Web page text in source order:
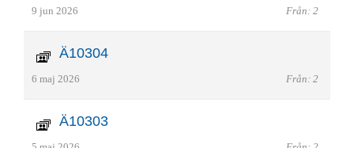
9 jun 2026 Från: 2
Ä10304
6 maj 2026 Från: 2
Ä10303